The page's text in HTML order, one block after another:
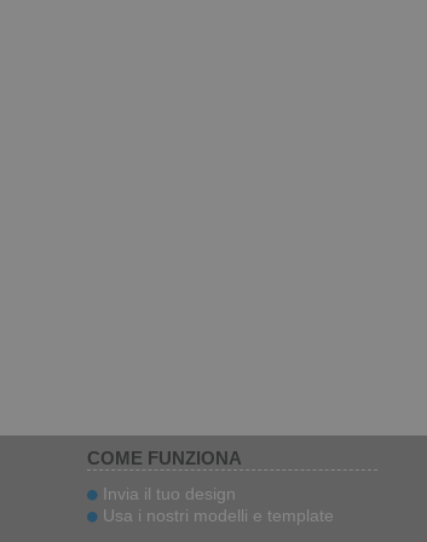
COME FUNZIONA
Invia il tuo design
Usa i nostri modelli e template